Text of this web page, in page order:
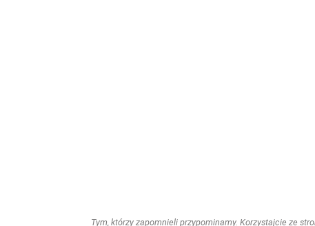
Tym, którzy zapomnieli przypominamy. Korzystajcie ze